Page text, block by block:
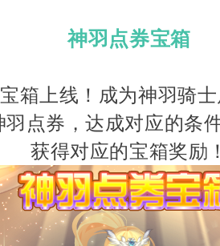
神羽点券宝箱
箱上线！成为神羽骑
点券，达成对应的条
获得对应的宝箱奖励